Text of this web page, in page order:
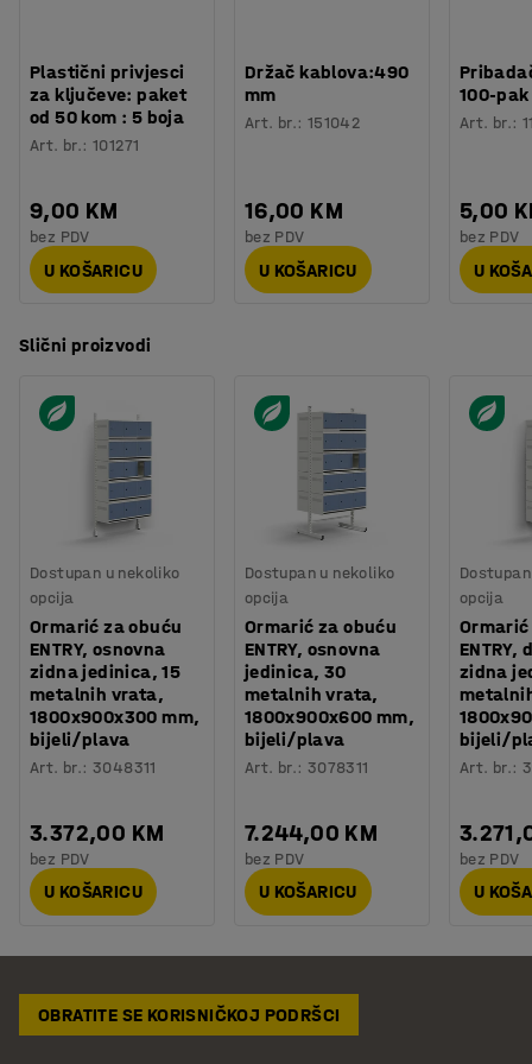
Plastični privjesci
za ključeve: paket
od 50 kom : 5 boja
Art. br.:101271
9,00 KM
bez PDV
U KOŠARICU
Držač kablova:490
mm
Art. br.: 151042
16,00 KM
bez PDV
U KOŠARICU
100-pak
Art. br.:
5,00
bez PDV
U
Slični proizvodi
Dostupan u nekoliko
opcija
Ormarić za obuću
ENTRY, osnovna
zidna jedinica, 15
metalnih vrata,
1800x900x300 mm,
bijeli/plava
Art. br.:3048311
3.372,00 KM
bez PDV
U KOŠARICU
Dostupan u nekoliko
opcija
Ormarić za obuću
ENTRY, osnovna
jedinica, 30
metalnih vrata,
1800x900x600 mm,
bijeli/plava
Art. br.: 3078311
7.244,00 KM
bez PDV
U KOŠARICU
opcija
ENTRY,
zidna
bijeli/
Art. br.:
bez PDV
U
OBRATITE SE KORISNIČKOJ PODRŠCI